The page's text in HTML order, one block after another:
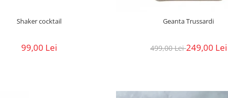
Shaker cocktail
99,00 Lei
Geanta Trussardi
499,00 Lei249,00 Lei